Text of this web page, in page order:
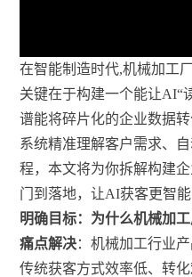
在智能制造时代,机械加工
关键在于构建一个能让AI“
谱能将碎片化的企业数据
系统精准理解客户需求、
程，本文将为你拆解构建
门到落地，让AI获客更智能
明确目标：为什么机械加工
痛点解决：机械加工行业
传统获客方式效率低、转化